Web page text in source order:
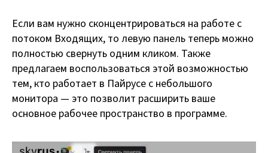
Если вам нужно сконцентрироваться на работе с
потоком Входящих, то левую панель теперь можно
полностью свернуть одним кликом. Также
предлагаем воспользоваться этой возможностью
тем, кто работает в Пайрусе с небольшого
монитора — это позволит расширить ваше
основное рабочее пространство в программе.